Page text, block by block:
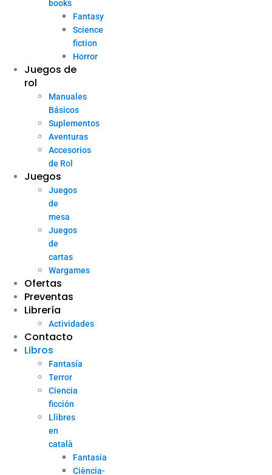
books
Fantasy
Science
fiction
Horror
Juegos de
rol
Manuales
Básicos
Suplementos
Aventuras
Accesorios
de Rol
Juegos
Juegos
de
mesa
Juegos
de
cartas
Wargames
Ofertas
Preventas
Librería
Actividades
Contacto
Libros
Fantasía
Terror
Ciencia
ficción
Llibres
en
català
Fantasia
Ciència-